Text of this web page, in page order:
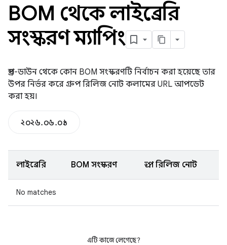
BOM থেকে লাইব্রেরি
সংস্করণ ম্যাপিং
ড্রপ-ডাউন থেকে কোন BOM সংস্করণটি নির্বাচন করা হয়েছে তার
উপর নির্ভর করে গ্রুপ রিলিজ নোট কলামের URL আপডেট
করা হয়।
২০২৬.০৬.০১
লাইব্রেরি BOM সংস্করণ গ্রুপ রিলিজ নোট
No matches
এটি কাজে লেগেছে?